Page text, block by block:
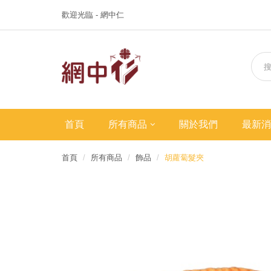
歡迎光臨 - 網中仁
首頁 所有商品 關於我們 最新
首頁 所有商品 飾品 胡蘿蔔髮夾